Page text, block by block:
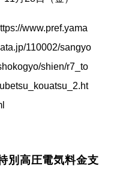
www.pref.yama
110002/sangyo
shien/r7_to
別高圧電気料金支